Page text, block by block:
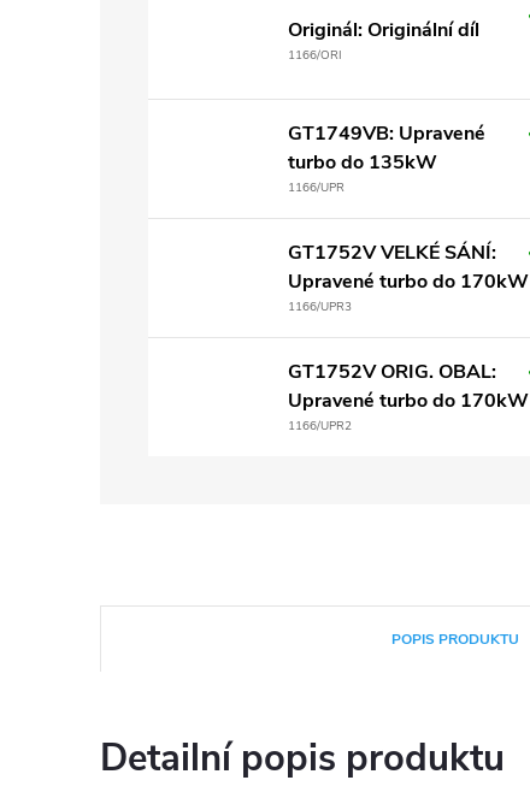
Originál: Originální díl
1166/ORI
GT1749VB: Upravené
turbo do 135kW
1166/UPR
GT1752V VELKÉ SÁNÍ:
Upravené turbo do 170kW
1166/UPR3
GT1752V ORIG. OBAL:
Upravené turbo do 170kW
1166/UPR2
POPIS PRODUKTU
Detailní popis produktu